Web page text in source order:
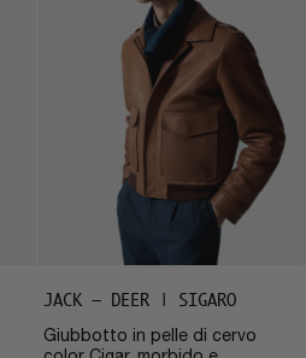
JACK – DEER | SIGARO
Giubbotto in pelle di cervo